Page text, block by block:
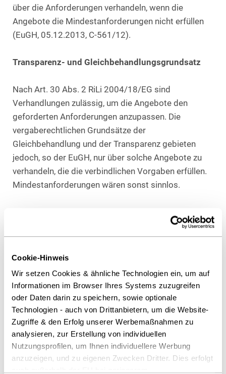
Cookie-Hinweis
Wir setzen Cookies & ähnliche Technologien ein, um auf
Informationen im Browser Ihres Systems zuzugreifen
oder Daten darin zu speichern, sowie optionale
Technologien - auch von Drittanbietern, um die Website-
Zugriffe & den Erfolg unserer Werbemaßnahmen zu
analysieren, zur Erstellung von individuellen
Nutzungsprofilen, um Ihnen individuellere Werbung
anzuzeigen, und zu eigenen Zwecken Dritter. Dies erfolgt
über die Anforderungen verhandeln, wenn die
Angebote die Mindestanforderungen nicht erfüllen
(EuGH, 05.12.2013, C-561/12).
Transparenz- und Gleichbehandlungsgrundsatz
Nach Art. 30 Abs. 2 RiLi 2004/18/EG sind
Verhandlungen zulässig, um die Angebote den
geforderten Anforderungen anzupassen. Die
vergaberechtlichen Grundsätze der
Gleichbehandlung und der Transparenz gebieten
jedoch, so der EuGH, nur über solche Angebote zu
verhandeln, die die verbindlichen Vorgaben erfüllen.
Mindestanforderungen wären sonst sinnlos.
Aus der Entscheidung ergibt sich, dass
Verhandlungen über Mindestanforderungen selbst
sollen die Angebote an die Mindestvorgaben
angepasst werden, nicht die Mindestvorgaben an die
Angebote.
Praxistipp: Alternativvorschläge als Lösung
In dem entschiedenen Fall wich ein Angebot von den